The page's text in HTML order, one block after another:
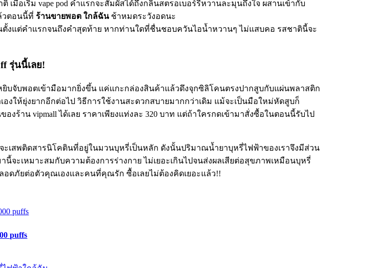
มื่อเริ่ม vape pod คำแรกจะสัมผัสได้ถึงกลิ่นสตรอเบอร์รี่หวานละมุนถึงใจ ผสานเข้ากับ
วตอนนี้ที่ร้านขายพอต ใกล้ฉันช้าหมดระวังอดนะ
งแต่คำแรกจนถึงคำสุดท้าย หากท่านใดที่ชื่นชอบควันไอน้ำหวานๆ ไม่แสบคอ รสชาตินี้จะ
รุ่นนี้เลย!
จับพอตเข้ามือมากยิ่งขึ้น แค่แกะกล่องสินค้าแล้วดึงจุกซิลิโคนตรงปากสูบกับแผ่นพลาสติก
งให้ยุ่งยากอีกต่อไป วิธีการใช้งานสะดวกสบายมากกว่าเดิม แม้จะเป็นมือใหม่หัดสูบก็
ร้าน vipmall ได้เลย ราคาเพียงแท่งละ 320 บาท แต่ถ้าใครกดเข้ามาสั่งซื้อในตอนนี้รับไป
เสพติดสารนิโคตินที่อยู่ในมวนบุหรี่เป็นหลัก ดังนั้นปริมาณน้ำยาบุหรี่ไฟฟ้าของเราจึงมีส่วน
จะเหมาะสมกับความต้องการร่างกาย ไม่เยอะเกินไปจนส่งผลเสียต่อสุขภาพเหมือนบุหรี่
อดภัยต่อตัวคุณเองและคนที่คุณรัก ซื้อเลยไม่ต้องคิดเยอะแล้ว!!
puffs